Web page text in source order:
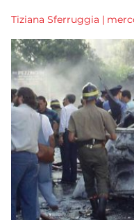
Tiziana Sferruggia |